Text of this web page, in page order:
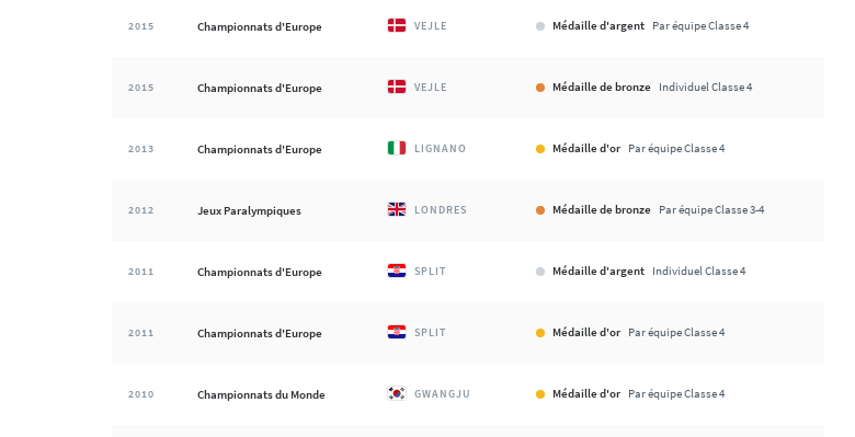
2015 Championnats d'Europe VEJLE Médaille d'argent Par équipe Classe 4
2015 Championnats d'Europe VEJLE Médaille de bronze Individuel Classe 4
2013 Championnats d'Europe LIGNANO Médaille d'or Par équipe Classe 4
2012 Jeux Paralympiques LONDRES Médaille de bronze Par équipe Classe 3-4
2011 Championnats d'Europe SPLIT Médaille d'argent Individuel Classe 4
2011 Championnats d'Europe SPLIT Médaille d'or Par équipe Classe 4
2010 Championnats du Monde GWANGJU Médaille d'or Par équipe Classe 4